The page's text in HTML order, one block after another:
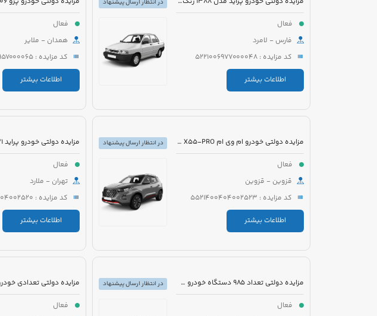
فعال
فارس - لامرد
کد مزایده : 5221006977000048
اطلاعات بیشتر
در انتظار ارسال پیشنهاد
فعال
همدان - ملایر
کد مزایده : 5221006957000065
اطلاعات بیشتر
مزایده دولتی خودرو ام وی ام X55-PRO مدل 1401 رنگ مشکی متالیک
فعال
قزوین - قزوین
کد مزایده : 5521400404002523
اطلاعات بیشتر
در انتظار ارسال پیشنهاد
فعال
تهران - ملارد
کد مزایده : 5521400404002520
اطلاعات بیشتر
مزایده دولتی تعداد 985 دستگاه خودرو سبک، سنگین و موتورسیکلت
فعال
در انتظار ارسال پیشنهاد
فعال